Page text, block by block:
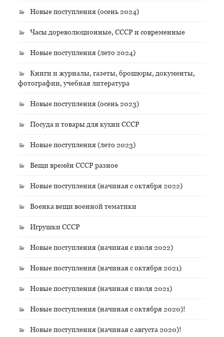
Новые поступления (осень 2024)
Часы дореволюционные, СССР и современные
Новые поступления (лето 2024)
Книги и журналы, газеты, брошюры, документы,
фотографии, учебная литература
Новые поступления (осень 2023)
Посуда и товары для кухни СССР
Новые поступления (лето 2023)
Вещи времён СССР разное
Новые поступления (начиная с октября 2022)
Военка вещи военной тематики
Игрушки СССР
Новые поступления (начиная с июля 2022)
Новые поступления (начиная с октября 2021)
Новые поступления (начиная с июля 2021)
Новые поступления (начиная с октября 2020)!
Новые поступления (начиная с августа 2020)!